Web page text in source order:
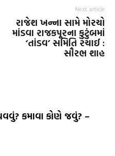
Next article
રાજેશ ખન્ના સામે મોરચો
માંડવા રાજકપૂરના કુટુંબમાં
‘તાંડવ’ સમિતિ રચાઈ :
સૌરભ શાહ
કમાવા કોણે જવું? –